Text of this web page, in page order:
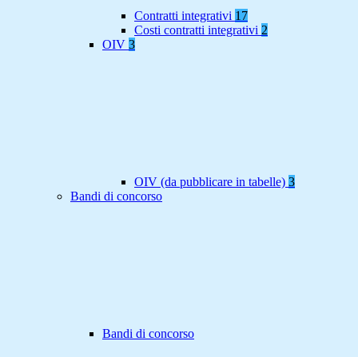
Contratti integrativi 17
Costi contratti integrativi 2
OIV 3
OIV (da pubblicare in tabelle) 3
Bandi di concorso
Bandi di concorso